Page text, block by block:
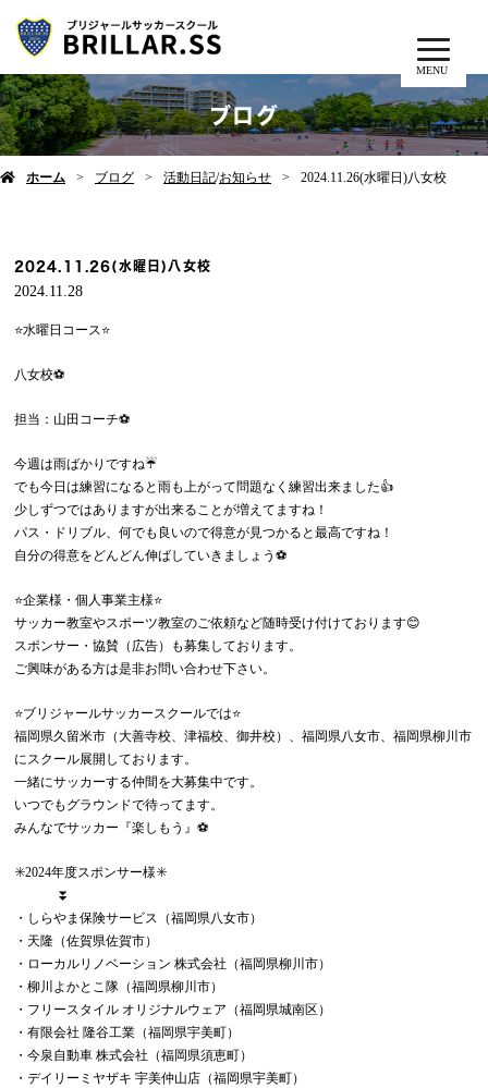
MENU
ブログ
ホーム ブログ 活動日記/お知らせ 2024.11.26(水曜日)八女校
2024.11.26(水曜日)八女校
2024.11.28
⭐️水曜日コース⭐️
八女校⚽️
担当：山田コーチ⚽️
今週は雨ばかりですね☔️
でも今日は練習になると雨も上がって問題なく練習出来ました👍
少しずつではありますが出来ることが増えてますね！
パス・ドリブル、何でも良いので得意が見つかると最高ですね！
自分の得意をどんどん伸ばしていきましょう⚽️
⭐️企業様・個人事業主様⭐️
サッカー教室やスポーツ教室のご依頼など随時受け付けております😊
スポンサー・協賛（広告）も募集しております。
ご興味がある方は是非お問い合わせ下さい。
⭐️ブリジャールサッカースクールでは⭐️
福岡県久留米市（大善寺校、津福校、御井校）、福岡県八女市、福岡県柳川市
にスクール展開しております。
一緒にサッカーする仲間を大募集中です。
いつでもグラウンドで待ってます。
みんなでサッカー『楽しもう』⚽️
✳️2024年度スポンサー様✳️
⏬
・しらやま保険サービス（福岡県八女市）
・天隆（佐賀県佐賀市）
・ローカルリノベーション 株式会社（福岡県柳川市）
・柳川よかとこ隊（福岡県柳川市）
・フリースタイル オリジナルウェア（福岡県城南区）
・有限会社 隆谷工業（福岡県宇美町）
・今泉自動車 株式会社（福岡県須恵町）
・デイリーミヤザキ 宇美仲山店（福岡県宇美町）